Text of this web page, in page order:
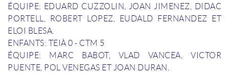
ÉQUIPE: EDUARD CUZZOLIN, JOAN JIMENEZ, DIDAC
PORTELL, ROBERT LOPEZ, EUDALD FERNANDEZ ET
ELOI BLESA.
ENFANTS: TEIÀ 0 - CTM 5
ÉQUIPE: MARC BABOT, VLAD VANCEA, VICTOR
PUENTE, POL VENEGAS ET JOAN DURAN.